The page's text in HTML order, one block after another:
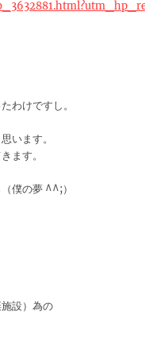
わけですし。
います。
ます。
僕の夢 ^^;）
設）為の